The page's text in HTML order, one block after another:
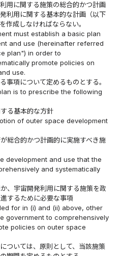
用に関する施策の総合的かつ計画
利用に関する基本的な計画（以下
作成しなければならない。
must establish a basic plan
and use (hereinafter referred
plan") in order to
promote policies on
use.
事項について定めるものとする。
is to prescribe the following
る基本的な方針
of outer space development
総合的かつ計画的に実施すべき施
development and use that the
and systematically
、宇宙開発利用に関する施策を政
するために必要な事項
for in (i) and (ii) above, other
government to comprehensively
policies on outer space
ついては、原則として、当該施策